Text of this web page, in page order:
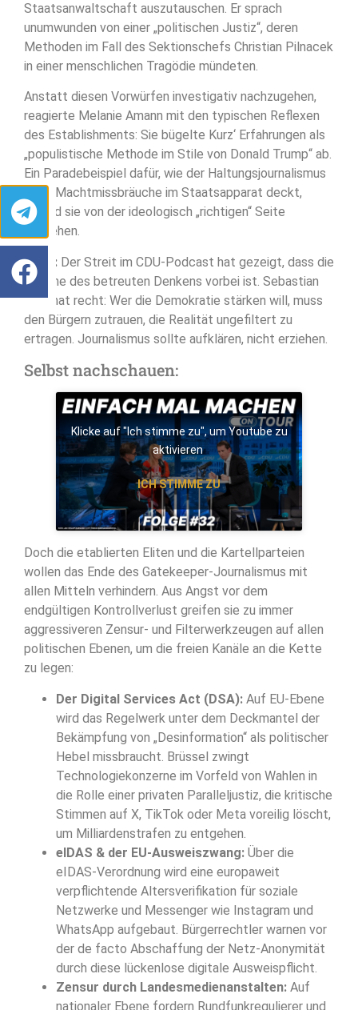
Staatsanwaltschaft auszutauschen. Er sprach
unumwunden von einer „politischen Justiz“, deren
Methoden im Fall des Sektionschefs Christian Pilnacek
in einer menschlichen Tragödie mündeten.
Anstatt diesen Vorwürfen investigativ nachzugehen,
reagierte Melanie Amann mit den typischen Reflexen
des Establishments: Sie bügelte Kurz‘ Erfahrungen als
„populistische Methode im Stile von Donald Trump“ ab.
Ein Paradebeispiel dafür, wie der Haltungsjournalismus
reale Machtmissbräuche im Staatsapparat deckt,
sobald sie von der ideologisch „richtigen“ Seite
ausgehen.
Fazit: Der Streit im CDU-Podcast hat gezeigt, dass die
Epoche des betreuten Denkens vorbei ist. Sebastian
Kurz hat recht: Wer die Demokratie stärken will, muss
den Bürgern zutrauen, die Realität ungefiltert zu
ertragen. Journalismus sollte aufklären, nicht erziehen.
Selbst nachschauen:
Klicke auf "Ich stimme zu", um Youtube zu
aktivieren
ICH STIMME ZU
Doch die etablierten Eliten und die Kartellparteien
wollen das Ende des Gatekeeper-Journalismus mit
allen Mitteln verhindern. Aus Angst vor dem
endgültigen Kontrollverlust greifen sie zu immer
aggressiveren Zensur- und Filterwerkzeugen auf allen
politischen Ebenen, um die freien Kanäle an die Kette
zu legen:
Der Digital Services Act (DSA): Auf EU-Ebene
wird das Regelwerk unter dem Deckmantel der
Bekämpfung von „Desinformation“ als politischer
Hebel missbraucht. Brüssel zwingt
Technologiekonzerne im Vorfeld von Wahlen in
die Rolle einer privaten Paralleljustiz, die kritische
Stimmen auf X, TikTok oder Meta voreilig löscht,
um Milliardenstrafen zu entgehen.
eIDAS & der EU-Ausweiszwang: Über die
eIDAS-Verordnung wird eine europaweit
verpflichtende Altersverifikation für soziale
Netzwerke und Messenger wie Instagram und
WhatsApp aufgebaut. Bürgerrechtler warnen vor
der de facto Abschaffung der Netz-Anonymität
durch diese lückenlose digitale Ausweispflicht.
Zensur durch Landesmedienanstalten: Auf
nationaler Ebene fordern Rundfunkregulierer und